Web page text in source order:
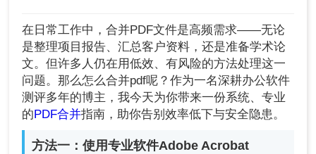
在日常工作中，合并PDF文件是高频需求——无论
是整理项目报告、汇总客户资料，还是准备学术论
文。但许多人仍在用低效、有风险的方法处理这一
问题。那么怎么合并pdf呢？作为一名深耕办公软件
测评多年的博主，我今天为你带来一份系统、专业
的 PDF合并指南，助你告别效率低下与安全隐患。
方法一：使用专业软件Adobe Acrobat